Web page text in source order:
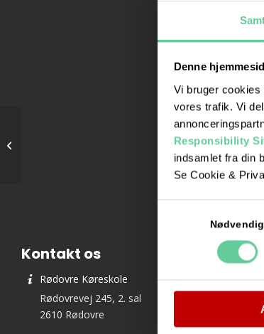
Denne
Vi bruger
vores trafik. Vi
Responsibility
indsamlet fra din
Se Cookie &
Nødvendig
Vi er
Kontakt os
Rødovre Køreskole
Rødovrevej 245, 2. sal
2610 Rødovre